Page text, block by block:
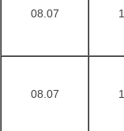
08.07
08.07